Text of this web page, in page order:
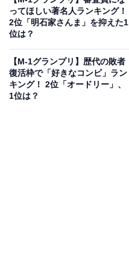
アンケート回答では、「
ミが有名で本当に頭の回
コミが的確でバラエティ
代女性／東京都）、「ま
コミをするところが絶妙
ってほしい著名人ランキング！
2位「明石家さんま」を抑えた1
位は？
【M-1グランプリ】歴代の敗者
復活枠で「好きなコンビ」ラン
キング！ 2位「オードリー」、
1位は？